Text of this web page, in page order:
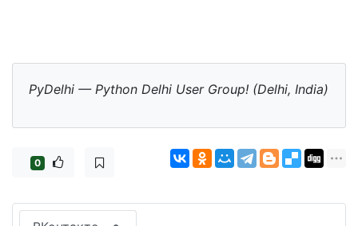
PyDelhi — Python Delhi User Group! (Delhi, India)
0